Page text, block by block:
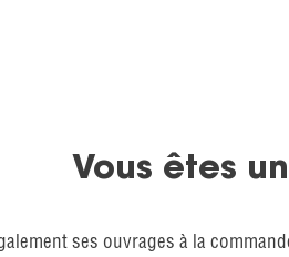
Vous êtes un
ses ouvrages à la